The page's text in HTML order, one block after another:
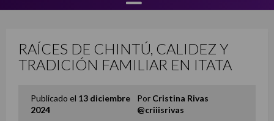
RAÍCES DE CHINTÚ, CALIDEZ Y
TRADICIÓN FAMILIAR EN ITATA
Publicado el 13 diciembre
2024
Por Cristina Rivas
@criiisrivas